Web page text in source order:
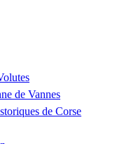
de Vannes
de Corse